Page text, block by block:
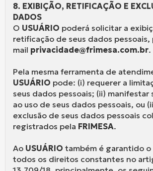
8. EXIBIÇÃO, RETIFICAÇÃO E
DADOS
O USUÁRIO poderá solicitar a
retificação de seus dados pessoais,
mail privacidade@frimesa.com.br.
Pela mesma ferramenta de
USUÁRIO pode: (i) requerer a
seus dados pessoais; (ii) manifestar
ao uso de seus dados pessoais, ou
exclusão de seus dados pessoais
registrados pela FRIMESA.
Ao USUÁRIO também é garantido
todos os direitos constantes no